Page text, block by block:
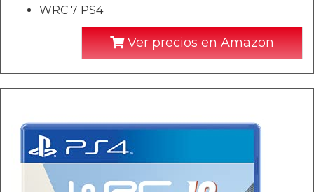
WRC 7 PS4
Ver precios en Amazon